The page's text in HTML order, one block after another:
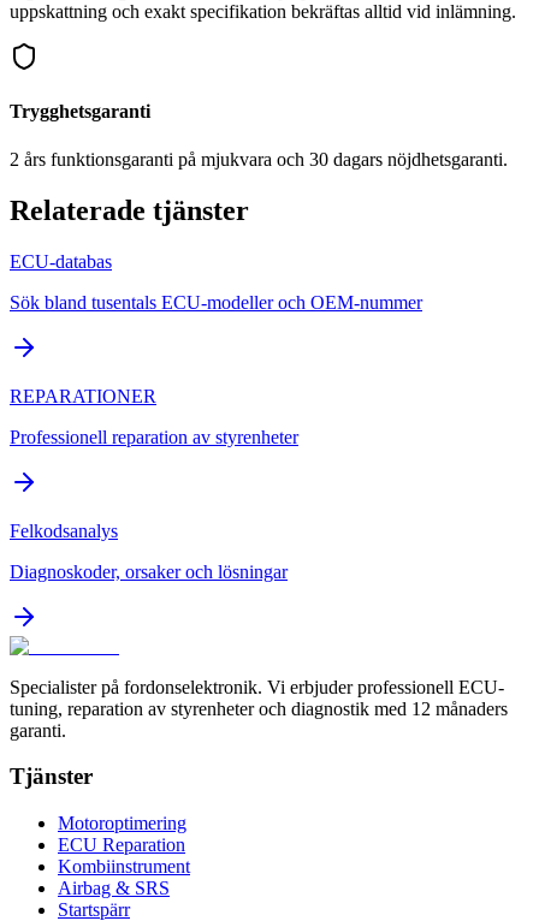
uppskattning och exakt specifikation bekräftas alltid vid inlämning.
Trygghetsgaranti
2 års funktionsgaranti på mjukvara och 30 dagars nöjdhetsgaranti.
Relaterade tjänster
ECU-databas
Sök bland tusentals ECU-modeller och OEM-nummer
REPARATIONER
Professionell reparation av styrenheter
Felkodsanalys
Diagnoskoder, orsaker och lösningar
Specialister på fordonselektronik. Vi erbjuder professionell ECU-
tuning, reparation av styrenheter och diagnostik med 12 månaders
garanti.
Tjänster
Motoroptimering
ECU Reparation
Kombiinstrument
Airbag & SRS
Startspärr